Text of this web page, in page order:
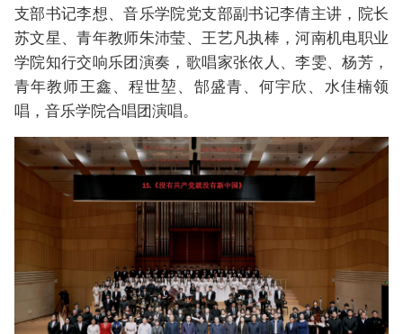
支部书记李想、音乐学院党支部副书记李倩主讲，院长
苏文星、青年教师朱沛莹、王艺凡执棒，河南机电职业
学院知行交响乐团演奏，歌唱家张依人、李雯、杨芳，
青年教师王鑫、程世堃、郜盛青、何宇欣、水佳楠领
唱，音乐学院合唱团演唱。